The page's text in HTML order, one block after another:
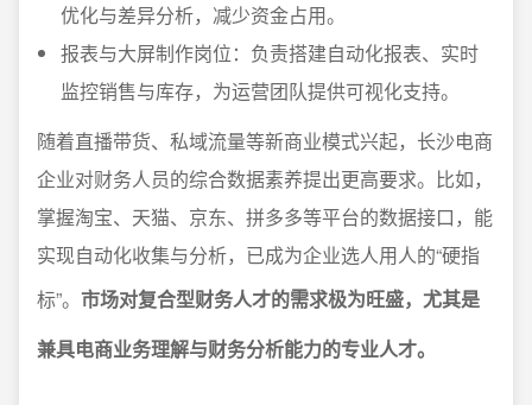
优化与差异分析，减少资金占用。
报表与大屏制作岗位：负责搭建自动化报表、实时
监控销售与库存，为运营团队提供可视化支持。
随着直播带货、私域流量等新商业模式兴起，长沙电商
企业对财务人员的综合数据素养提出更高要求。比如，
掌握淘宝、天猫、京东、拼多多等平台的数据接口，能
实现自动化收集与分析，已成为企业选人用人的“硬指
标”。 市场对复合型财务人才的需求极为旺盛，尤其是
兼具电商业务理解与财务分析能力的专业人才。